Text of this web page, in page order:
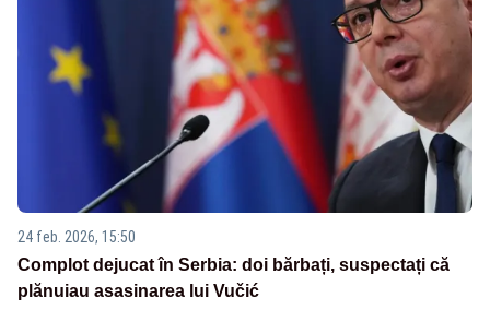
24 feb. 2026, 15:50
Complot dejucat în Serbia: doi bărbați, suspectați că
plănuiau asasinarea lui Vučić